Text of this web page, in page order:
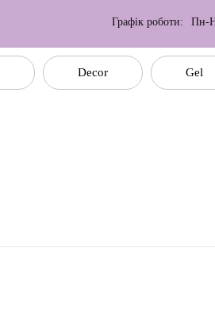
Графік роботи:
Пн-
Decor Gel